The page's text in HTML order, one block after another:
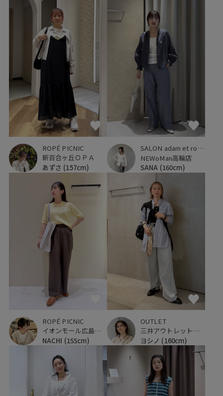
ROPÉ PICNIC
新百合ヶ丘ＯＰＡ
あずさ (157cm)
SALON adam et ropé
NEWoMan高輪店
SANA (160cm)
ROPÉ PICNIC
イオンモール広島府中
NACHI (155cm)
OUTLET
三井アウトレットパーク 横浜ベイサイド
ヨシノ (160cm)